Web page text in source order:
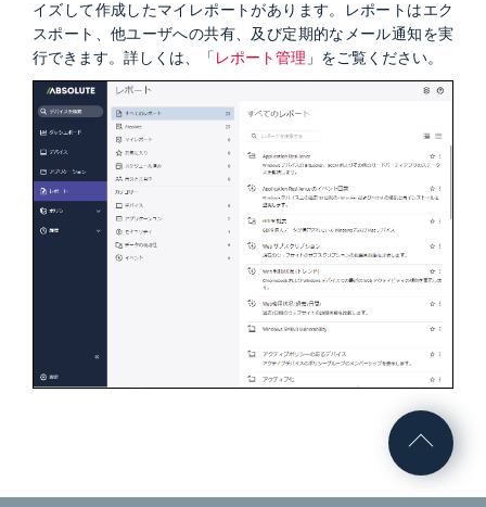
イズして作成したマイレポートがあります。レポートはエク
スポート、他ユーザへの共有、及び定期的なメール通知を実
行できます。詳しくは、「 レポート管理 」をご覧ください。